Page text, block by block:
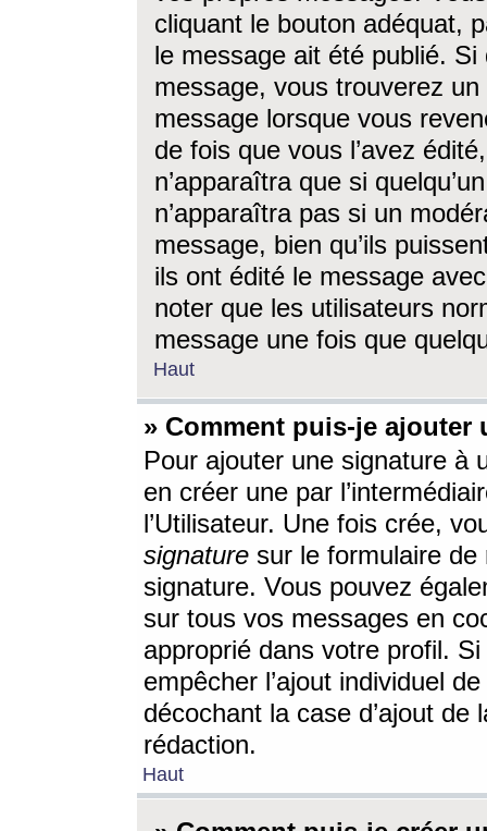
cliquant le bouton adéquat,
le message ait été publié. Si
message, vous trouverez
message lorsque vous
de fois que vous l’avez
n’apparaîtra que si
n’apparaîtra pas si un
message, bien qu’ils
ils ont édité le message
noter que les utilisateurs
message une fois que
Haut
» Comment puis-je ajouter
Pour ajouter une signature à
en créer une par
l’Utilisateur. Une fois crée,
signature sur le formulaire de
signature. Vous pouvez
sur tous vos messages en
approprié dans votre profil.
empêcher l’ajout individuel
décochant la case d’ajout
rédaction.
Haut